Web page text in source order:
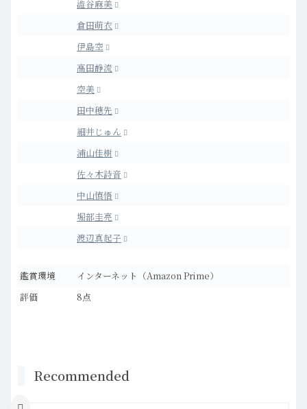
澁谷麻美
倉田萌衣
伊島空
高田静流
空美
田中穂先
細井じゅん
浦山佳樹
佐々木詩音
中山慎悟
堀部圭亮
渡辺真起子
鑑賞環境
インターネット（Amazon Prime）
評価
8点
Recommended